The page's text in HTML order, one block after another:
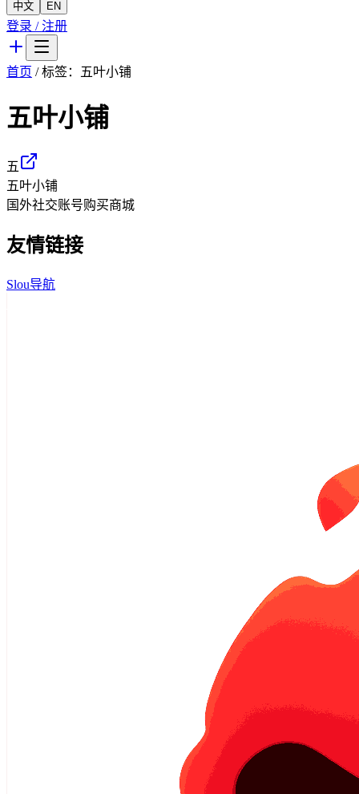
中文 EN
登录 / 注册
首页 / 标签： 五叶小铺
五叶小铺
五
五叶小铺
国外社交账号购买商城
友情链接
Slou导航